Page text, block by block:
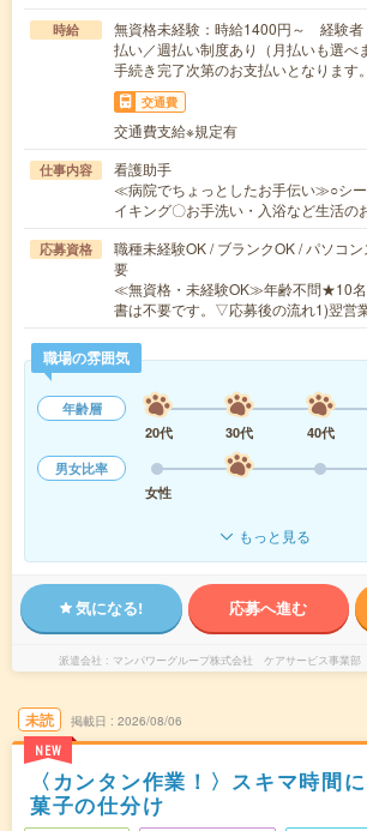
時給
無資格未経験：時給1400円～ 経験
払い／週払い制度あり（月払いも選べ
手続き完了次第のお支払いとなります。
交通費
交通費支給※規定有
仕事内容
看護助手
≪病院でちょっとしたお手伝い≫○シ
イキング〇お手洗い・入浴など生活
応募資格
職種未経験OK / ブランクOK / パソコ
要
≪無資格・未経験OK≫年齢不問★10
書は不要です。▽応募後の流れ1)翌営
職場の雰囲気
年齢層
20代
30代 40代
男女比率
女性
もっと見る
気になる! 応募へ進む
派遣会社 マンパワーグループ株式会社 ケアサービス事業部
未読
NEW
掲載日 2026/08/06
〈カンタン作業！〉スキマ時間
菓子の仕分け